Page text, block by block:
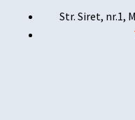
Str. Siret, nr.1,